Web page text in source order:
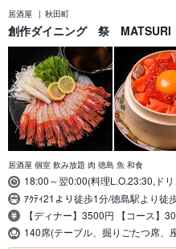
居酒屋 秋田町
創作ダイニング 祭 MATSURI
居酒屋 個室 飲み放題 肉 徳島 魚 和食
18:00～翌0:00(料理L.O.23:30,ド
ｱｸﾃｨ21より徒歩1分/徳島駅より徒
【ディナー】3500円 【コース】
140席(テーブル、掘りごたつ席、